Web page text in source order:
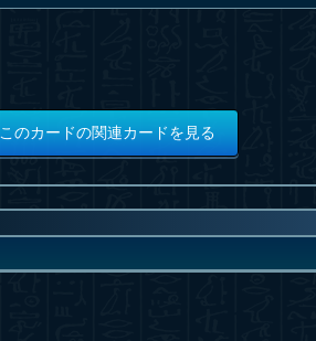
このカードの関連カードを見る